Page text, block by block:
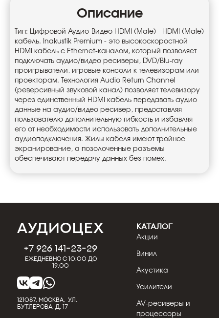
Описание
Тип: Цифровой Аудио-Видео HDMI (Male) - HDMI (Male)
кабель. Inakustik Premium - это высокоскоростной
HDMI кабель c Ethernet-каналом, который позволяет
подключать аудио/видео ресиверы, DVD/Blu-ray
проигрыватели, игровые консоли к телевизорам или
проекторам. Технология Audio Return Channel
(реверсивный звуковой канал) позволяет телевизору
через единственный HDMI кабель передавать аудио
данные на аудио/видео ресивер, предоставляя
пользователю дополнительную гибкость и избавляя
его от необходимости использовать дополнительные
аудиоподключения. Жилы кабеля имеют тройное
экранирование, а позолоченные разъемы
обеспечивают передачу данных без помех.
+7 926 141-23-29
Ежедневно с 10:00 до
19:00
121087, МОСКВА, УЛ.
БУТЛЕРОВА, Д. 17
КАТАЛОГ
Акции
Винил
Акустика
Усилители
AV-ресиверы и
процессоры